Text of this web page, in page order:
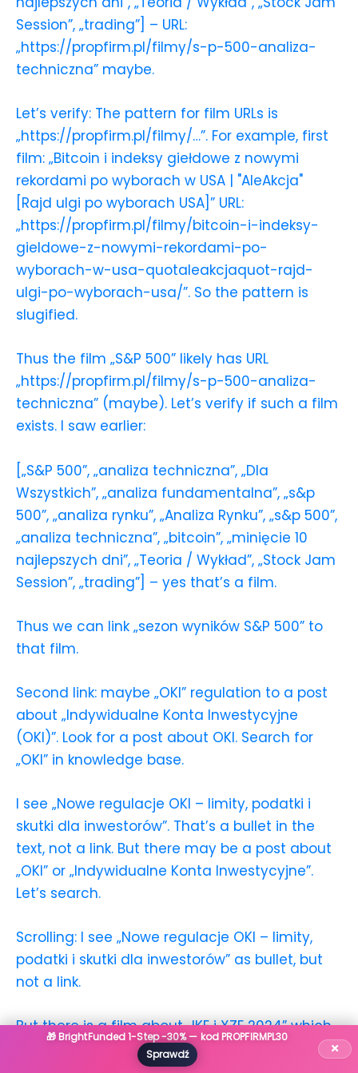
Session”, „trading”] – URL:
„https://propfirm.pl/filmy/s-p-500-analiza-
techniczna” maybe.
Let’s verify: The pattern for film URLs is
„https://propfirm.pl/filmy/…”. For example, first
film: „Bitcoin i indeksy giełdowe z nowymi
rekordami po wyborach w USA | "AleAkcja"
[Rajd ulgi po wyborach USA]” URL:
„https://propfirm.pl/filmy/bitcoin-i-indeksy-
gieldowe-z-nowymi-rekordami-po-
wyborach-w-usa-quotaleakcjaquot-rajd-
ulgi-po-wyborach-usa/”. So the pattern is
slugified.
Thus the film „S&P 500” likely has URL
„https://propfirm.pl/filmy/s-p-500-analiza-
techniczna” (maybe). Let’s verify if such a film
exists. I saw earlier:
[„S&P 500”, „analiza techniczna”, „Dla
Wszystkich”, „analiza fundamentalna”, „s&p
500”, „analiza rynku”, „Analiza Rynku”, „s&p 500”,
„analiza techniczna”, „bitcoin”, „minięcie 10
najlepszych dni”, „Teoria / Wykład”, „Stock Jam
Session”, „trading”] – yes that’s a film.
Thus we can link „sezon wyników S&P 500” to
that film.
Second link: maybe „OKI” regulation to a post
about „Indywidualne Konta Inwestycyjne
(OKI)”. Look for a post about OKI. Search for
„OKI” in knowledge base.
I see „Nowe regulacje OKI – limity, podatki i
skutki dla inwestorów”. That’s a bullet in the
text, not a link. But there may be a post about
„OKI” or „Indywidualne Konta Inwestycyjne”.
Let’s search.
Scrolling: I see „Nowe regulacje OKI – limity,
podatki i skutki dla inwestorów” as bullet, but
not a link.
But there is a film about „IKE i XZE 2024” which
is about tax-free accounts (IKE) and „XZE”
🎁 BrightFunded 1-Step -30% — kod PROPFIRMPL30
Sprawdź
×